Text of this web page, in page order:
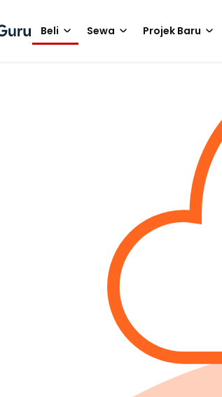
Beli Sewa Projek Baru